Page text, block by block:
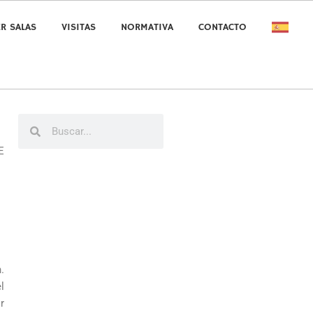
SALAS VISITAS NORMATIVA CONTACTO